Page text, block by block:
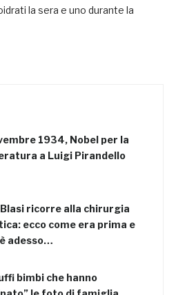
la sera e uno durante la
1934, Nobel per la
a Luigi Pirandello
ricorre alla chirurgia
ecco come era prima e
adesso…
bimbi che hanno